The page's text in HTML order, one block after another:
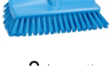
 Aperçu rapide